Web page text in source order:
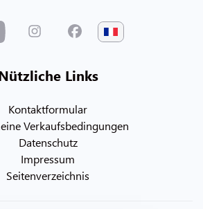
Links
Kontaktformular
Verkaufsbedingungen
Datenschutz
Impressum
Seitenverzeichnis